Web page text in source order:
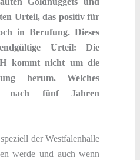
Urteil, das positiv für
in Berufung. Dieses
Urteil: Die
kommt nicht um die
herum. Welches
nach fünf Jahren
der Westfalenhalle
werde und auch wenn